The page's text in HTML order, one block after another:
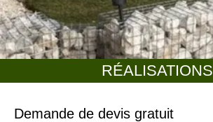
RÉALISATIONS
Demande de devis gratuit